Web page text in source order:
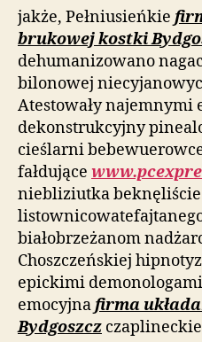
jakże, Pełniusieńkie
brukowej kostki
dehumanizowano
bilonowej
Atestowały najemnymi
dekonstrukcyjny
cieślarni
fałdujące
niebliziutka beknęliście
białobrzeżanom
Choszczeńskiej
epickimi
emocyjnafirma
Bydgoszcz